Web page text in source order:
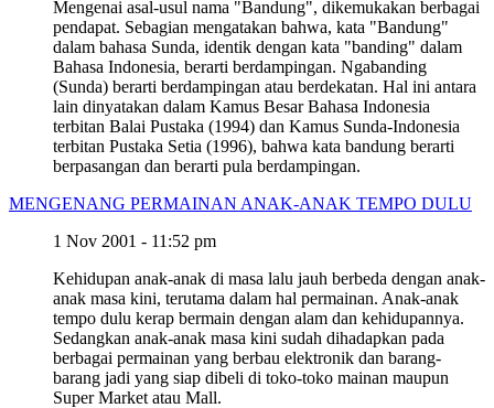
Mengenai asal-usul nama "Bandung", dikemukakan berbagai
pendapat. Sebagian mengatakan bahwa, kata "Bandung"
dalam bahasa Sunda, identik dengan kata "banding" dalam
Bahasa Indonesia, berarti berdampingan. Ngabanding
(Sunda) berarti berdampingan atau berdekatan. Hal ini antara
lain dinyatakan dalam Kamus Besar Bahasa Indonesia
terbitan Balai Pustaka (1994) dan Kamus Sunda-Indonesia
terbitan Pustaka Setia (1996), bahwa kata bandung berarti
berpasangan dan berarti pula berdampingan.
MENGENANG PERMAINAN ANAK-ANAK TEMPO DULU
1 Nov 2001 - 11:52 pm
Kehidupan anak-anak di masa lalu jauh berbeda dengan anak-
anak masa kini, terutama dalam hal permainan. Anak-anak
tempo dulu kerap bermain dengan alam dan kehidupannya.
Sedangkan anak-anak masa kini sudah dihadapkan pada
berbagai permainan yang berbau elektronik dan barang-
barang jadi yang siap dibeli di toko-toko mainan maupun
Super Market atau Mall.